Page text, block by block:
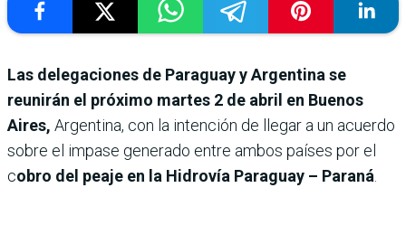
Las delegaciones de Paraguay y Argentina se
reunirán el próximo martes 2 de abril en Buenos
Aires, Argentina, con la intención de llegar a un acuerdo
sobre el impase generado entre ambos países por el
cobro del peaje en la Hidrovía Paraguay – Paraná